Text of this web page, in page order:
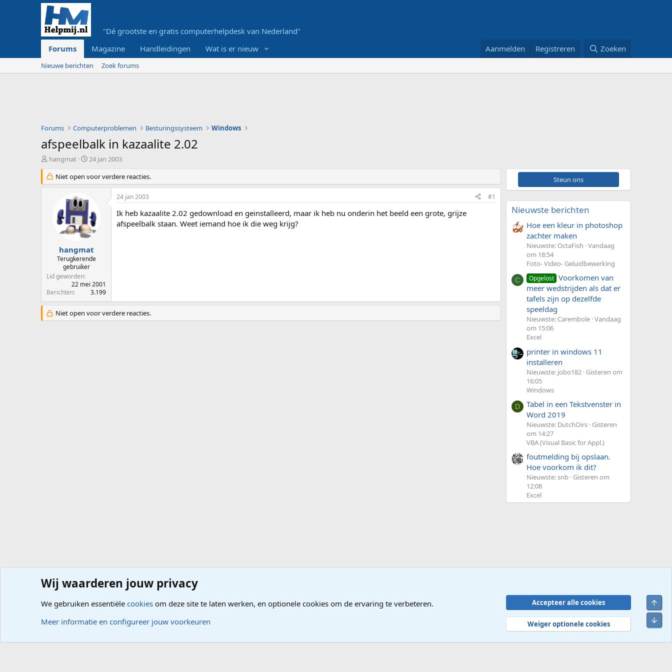
"Dé grootste en gratis computerhelpdesk van Nederland"
Forums
Magazine Handleidingen Wat is er nieuw Aanmelden Registreren Zoeken
Nieuwe berichten Zoek forums
Forums Computerproblemen Besturingssysteem Windows
afspeelbalk in kazaalite 2.02
O
d
e
t
r
hangmat
S
a
r
a
t
u
m
24 jan 2003
Niet open voor verdere reacties.
hangmat
Terugkerende
gebruiker
Lid geworden
22 mei 2001
Berichten
3.199
24 jan 2003 #1
Ik heb kazaalite 2.02 gedownload en geinstalleerd, maar ik heb nu onderin het beeld een grote, grijze
afspeelbalk staan. Weet iemand hoe ik die weg krijg?
Niet open voor verdere reacties.
Steun ons
Nieuwste berichten
Hoe een kleur in photoshop
zachter maken
Nieuwste: OctaFish Vandaag
om 18:54
Foto- Video- Geluidbewerking
C Opgelost Voorkomen van
meer wedstrijden als dat er
tafels zijn op dezelfde
speeldag
Nieuwste: Carembole Vandaag
om 15:06
Excel
printer in windows 11
installeren
Nieuwste: jobo182 Gisteren om
16:05
Windows
D
Tabel in een Tekstvenster in
Word 2019
Nieuwste: DutchOirs Gisteren
om 14:27
VBA (Visual Basic for Appl.)
foutmelding bij opslaan.
Hoe voorkom ik dit?
Nieuwste: snb Gisteren om
12:08
Excel
Forums Computerproblemen Besturingssysteem
Voorwaarden en regels Privacybeleid Help
R
S
Wij waarderen jouw privacy
We gebruiken essentiële cookies om deze site te laten werken, en optionele cookies om de ervaring te verbeteren.
Meer informatie en configureer jouw voorkeuren
Accepteer alle cookies
Weiger optionele cookies